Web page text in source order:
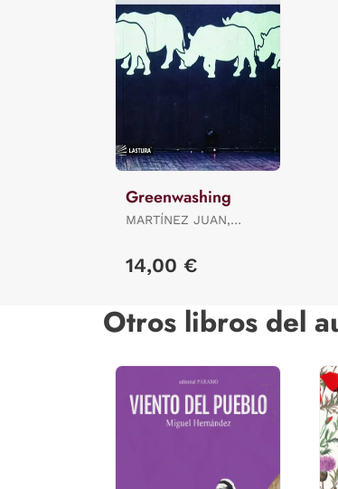
Greenwashing
MARTÍNEZ JUAN,
14,00 €
Otros libros del